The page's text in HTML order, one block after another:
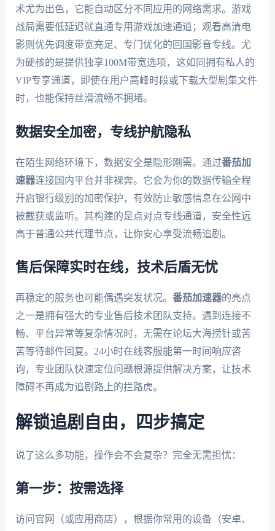
术尤为出色，它能自动区分不同应用的网络需求。游戏
战局需要低延迟就直通专用游戏加速通道；观看高清电
影则优先调度带宽充足、专门优化的回国影音专线。尤
为硬核的是提供独享100M带宽选项，这如同拥有私人的
VIP专享通道，即使在用户高峰时段或下载大型剧集文件
时，也能保持丝滑流畅不拥堵。
数据安全加密，专线护航隐私
在陌生网络环境下，数据安全是隐形刚需。通过番茄加
速器连接国内平台并非裸奔。它会为你的数据传输全程
开启银行级别的加密保护，有效防止敏感信息在公网中
被截获或监听。其构建的是点对点专线通道，安全性远
高于普通公共代理节点，让你安心享受流畅追剧。
售后保障实时在线，技术后盾无忧
再稳定的服务也可能偶遇突发状况。 番茄加速器的亮点
之一是拥有强大的专业售后技术团队支持。遇到连接不
畅、平台异常等复杂情况时，无需在论坛大海捞针或苦
苦等待邮件回复。24小时在线客服能第一时间响应咨
询，专业团队快速定位问题根源提供解决方案，让技术
障碍不再成为追剧路上的拦路虎。
解锁追剧自由，四步搞定
说了这么多功能，操作会不会复杂？完全无需担忧：
第一步：按需选择
访问官网（或应用商店），根据你常用的设备（安卓、